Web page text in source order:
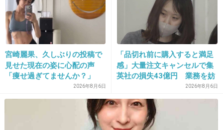
28. 匿名2025/11/30(日) 23:14:26
この人らがXとかyoutube始めて都落ちみたいに
言われてたが結局全芸能人が同じことやり始め
た感はある
+107
宮崎麗果、久しぶりの投稿で
見せた現在の姿に心配の声
「痩せ過ぎてませんか？」
2026年8月6日
「品切れ前に購入すると満足
感」大量注文キャンセルで集
英社の損失43億円 業務を妨
害した疑いで32歳女を逮捕
2026年8月6日